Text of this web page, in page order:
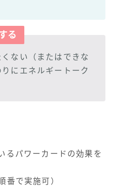
る
ない（またはできな
にエネルギートーク
るパワーカードの効果を
番で実施可）